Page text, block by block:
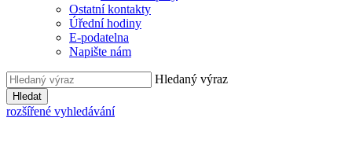
Ostatní kontakty
Úřední hodiny
E-podatelna
Napište nám
Hledaný výraz
Hledat
rozšířené vyhledávání